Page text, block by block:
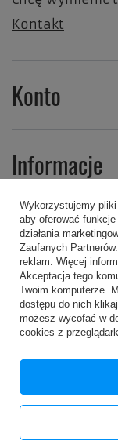
Kontakt
Konto
Informacje
Regulaminy
607 605 505
W sklepie
Wykorzystujemy pliki
aby oferować
działania
Zaufanych
reklam. Więcej
Akceptacja tego
Twoim komputerze.
dostępu do nich
możesz wycofać w
cookies z